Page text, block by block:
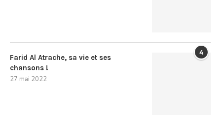
4
Farid Al Atrache, sa vie et ses
chansons !
27 mai 2022